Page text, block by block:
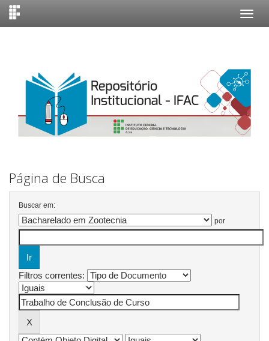
Página de Busca
Buscar em:
por
Filtros correntes: